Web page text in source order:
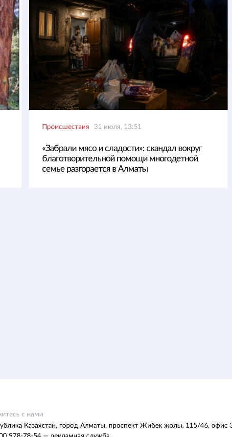
Происшествия 31 июля, 13:51
«Забрали мясо и сладости»: скандал вокруг
благотворительной помощи многодетной
семье разгорается в Алматы
с нами
Казахстан, город Алматы, проспект Жибек жолы, 115/46, офис